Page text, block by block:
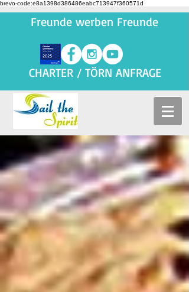
brevo-code:e8a1398d386486eabc713947f360571d
Freunde werben Freunde
CHARTER / TÖRN ANFRAGE